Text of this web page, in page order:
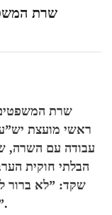
שרת
שרת
ראשי מועצת
עבודה עם השרה,
הבלתי חוקית
שקד: ”לא ברור
ושומרון מוביל